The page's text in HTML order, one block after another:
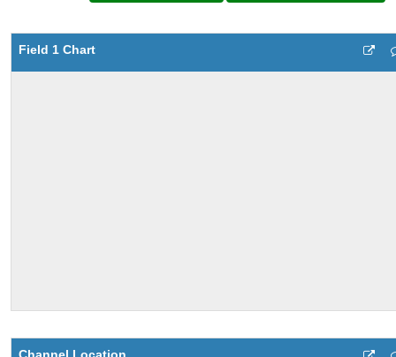
Field 1 Chart